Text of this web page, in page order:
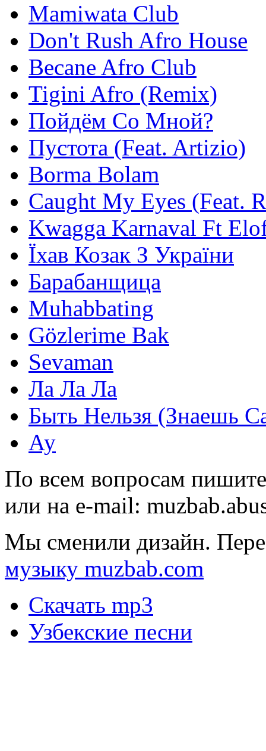
Mamiwata Club
Don't Rush Afro House
Becane Afro Club
Tigini Afro (Remix)
Пойдём Со Мной?
Пустота (Feat. Artizio)
Borma Bolam
Caught My Eyes (Feat.
Kwagga Karnaval Ft
Їхав Козак З України
Барабанщица
Muhabbating
Gözlerime Bak
Sevaman
Ла Ла Ла
Быть Нельзя (Знаешь
Ау
По всем вопросам
или на e-mail:
Мы сменили дизайн.
музыку muzbab.com
Скачать mp3
Узбекские песни